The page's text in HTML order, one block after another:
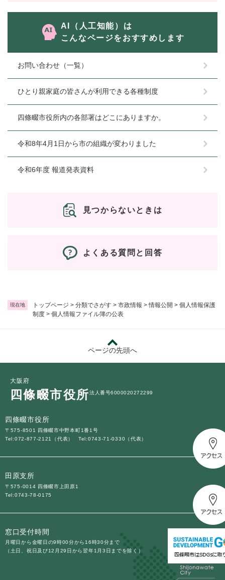
現在地 トップページ > 分類でさがす > 市政情報 >情報公開 > 個人情報保護
制度 > 個人情報ファイル簿の公表
AI（人工知能）は
こんなページをおすすめします
お問い合わせ（一覧）
ひとり親家庭の皆さんが利用できる各種制度
四條畷市役所内の各部署はどこにありますか。
令和8年4月1日から市の組織が変わりました
令和6年度 報道発表資料
見つからないときは
よくある質問と回答
ページの先頭へ
大阪府
四條畷市役所法人番号6000020272299
四條畷市役所
〒575-8501 四條畷市中野本町1番1号
Tel:072-877-2121（代表）
Tel:0743-71-0330（代表）
田原支所
〒575-0014 四條畷市上田原1
Tel:0743-78-0175
窓口受付時間
月曜日から金曜日の9時00分から16時30分まで
（土日、祝日及び12月29日から翌年1月3日までを除く）